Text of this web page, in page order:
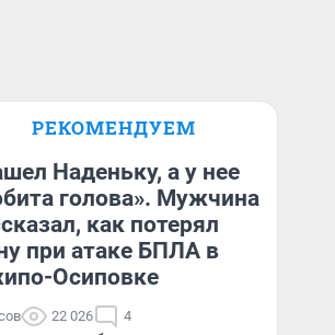
РЕКОМЕНДУЕМ
Наденьку, а у нее
голова». Мужчина
как потерял
при атаке БПЛА в
Осиповке
22 026 4